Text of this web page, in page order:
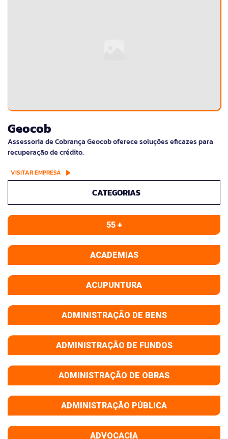
Geocob
Assessoria de Cobrança Geocob oferece soluções eficazes para
recuperação de crédito.
VISITAR EMPRESA
CATEGORIAS
55 +
ACADEMIAS
ACUPUNTURA
ADMINISTRAÇÃO DE BENS
ADMINISTRAÇÃO DE FUNDOS
ADMINISTRAÇÃO DE OBRAS
ADMINISTRAÇÃO PÚBLICA
ADVOCACIA